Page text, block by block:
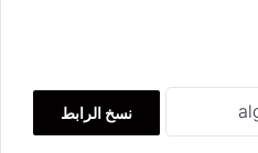
نسخ الرابط